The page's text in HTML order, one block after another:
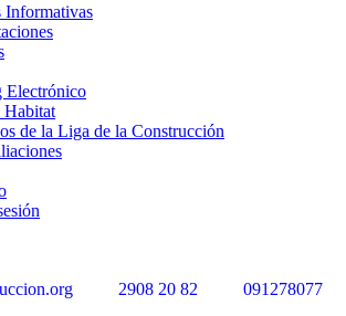
Informativas
Electrónico
Habitat
de la Liga de la Construcción
2908 20 82
091278077